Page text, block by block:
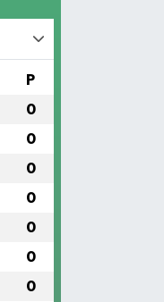
P
0
0
0
0
0
0
0